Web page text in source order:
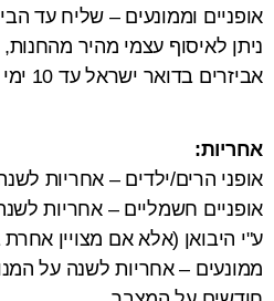
אופניים וממונעים – שליח עד הבית 3 ימי
ניתן לאיסוף עצמי מהיר
אביזרים בדואר ישראל עד 10 ימי עבודה.
אחריות:
אופני הרים/ילדים – אחריות
אופניים חשמליים – אחריות
ע"י היבואן (אלא אם מצויין